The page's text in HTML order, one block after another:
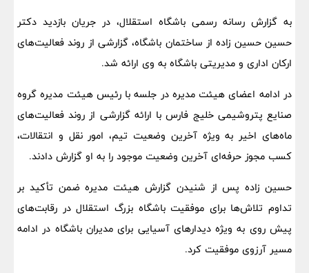
به گزارش رسانه رسمی باشگاه استقلال، در جریان بازدید دکتر
حسین حسین زاده از ساختمان باشگاه، گزارشی از روند فعالیت‌های
ارکان اداری و مدیریتی باشگاه به وی ارائه شد.
در ادامه اعضای هیئت مدیره در جلسه با رئیس هیئت مدیره گروه
صنایع پتروشیمی خلیج فارس با ارائه گزارشی از روند فعالیت‌های
ماه‌های اخیر به ویژه آخرین وضعیت تیم، امور نقل و انتقالات،
کسب مجوز حرفه‌ای آخرین وضعیت موجود را به او گزارش دادند.
حسین زاده پس از شنیدن گزارش هیئت مدیره ضمن تأکید بر
تداوم تلاش‌ها برای موفقیت باشگاه بزرگ استقلال در رقابت‌های
پیش روی به ویژه دیدارهای آسیایی برای مدیران باشگاه در ادامه
مسیر آرزوی موفقیت کرد.